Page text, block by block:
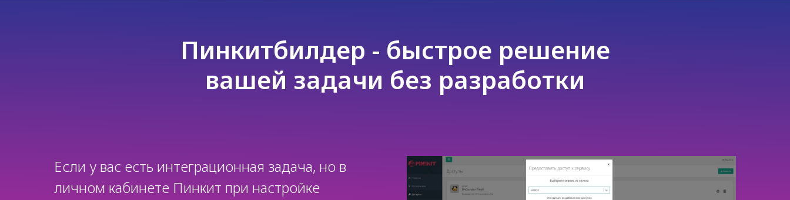
Пинкитбилдер - быстрое решение
вашей задачи без разработки
Если у вас есть интеграционная задача, но в
личном кабинете Пинкит при настройке